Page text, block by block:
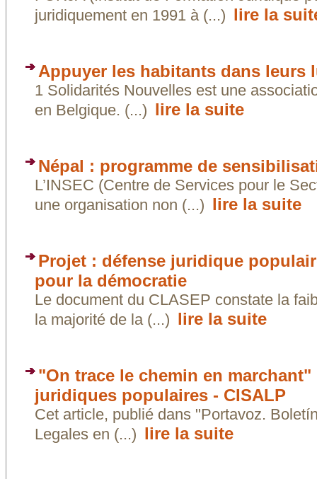
juridiquement en 1991 à (...) lire la
Appuyer les habitants dans
1 Solidarités Nouvelles est une
en Belgique. (...) lire la suite
Népal : programme de
L’INSEC (Centre de Services pour le
une organisation non (...) lire la suite
Projet : défense juridique
pour la démocratie
Le document du CLASEP constate la
la majorité de la (...) lire la suite
"On trace le chemin en
juridiques populaires - CISALP
Cet article, publié dans "Portavoz.
Legales en (...) lire la suite